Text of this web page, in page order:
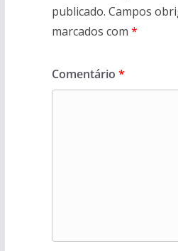
publicado. Campos
marcados com *
Comentário *